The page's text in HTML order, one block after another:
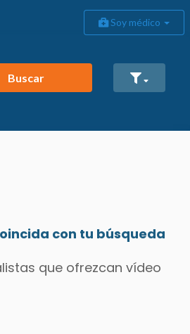
Soy médico
Buscar
con tu búsqueda
que ofrezcan vídeo